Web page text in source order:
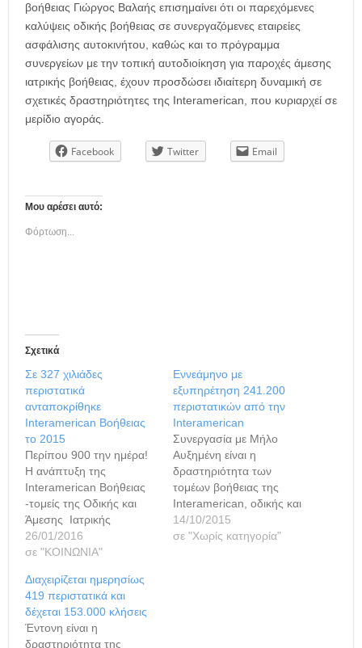
βοήθειας Γιώργος Βαλαής επισημαίνει ότι οι παρεχόμενες
καλύψεις οδικής βοήθειας σε συνεργαζόμενες εταιρείες
ασφάλισης αυτοκινήτου, καθώς και το πρόγραμμα
συνεργείων με την τοπική αυτοδιοίκηση για παροχές άμεσης
ιατρικής βοήθειας, έχουν προσδώσει ιδιαίτερη δυναμική σε
σχετικές δραστηριότητες της Interamerican, που κυριαρχεί σε
μερίδιο αγοράς.
Facebook Twitter Email
Μου αρέσει αυτό:
Φόρτωση...
Σχετικά
Σε 327 χιλιάδες
περιστατικά
ανταποκρίθηκε
Interamerican Βοήθειας
το 2015
Περίπου 900 την ημέρα!
Η ανάπτυξη της
Interamerican Βοήθειας
-τομείς της Οδικής και
Άμεσης Ιατρικής
(Προσωπικής) Βοήθειας-
είναι συνεχής και οι
παρεχομένων
υπηρεσιών, καθώς και οι
νέες συνεργασίες,
επιβεβαιώνουν την
26/01/2016
σε "ΚΟΙΝΩΝΙΑ"
Εννεάμηνο με
εξυπηρέτηση 241.200
περιστατικών από την
Interamerican
Συνεργασία με Μήλο
Αυξημένη είναι η
δραστηριότητα των
τομέων βοήθειας της
Interamerican, οδικής και
άμεσης ιατρικής
(προσωπικής), κατά το
14/10/2015
σε "Χωρίς κατηγορία"
Διαχειρίζεται ημερησίως
419 περιστατικά και
δέχεται 153.000 κλήσεις
Έντονη είναι η
δραστηριότητα της